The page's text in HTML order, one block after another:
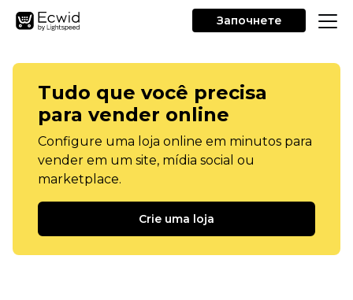
Започнете
Tudo que você precisa
para vender online
Configure uma loja online em minutos para
vender em um site, mídia social ou
marketplace.
Crie uma loja